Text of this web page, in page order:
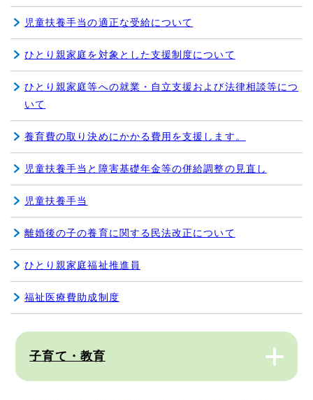
児童扶養手当の適正な受給について
ひとり親家庭を対象とした支援制度について
ひとり親家庭等への就業・自立支援および法律相談等につ
いて
養育費の取り決めにかかる費用を支援します。
児童扶養手当と障害基礎年金等の併給調整の見直し
児童扶養手当
離婚後の子の養育に関する民法改正について
ひとり親家庭福祉推進員
福祉医療費助成制度
子育て・教育